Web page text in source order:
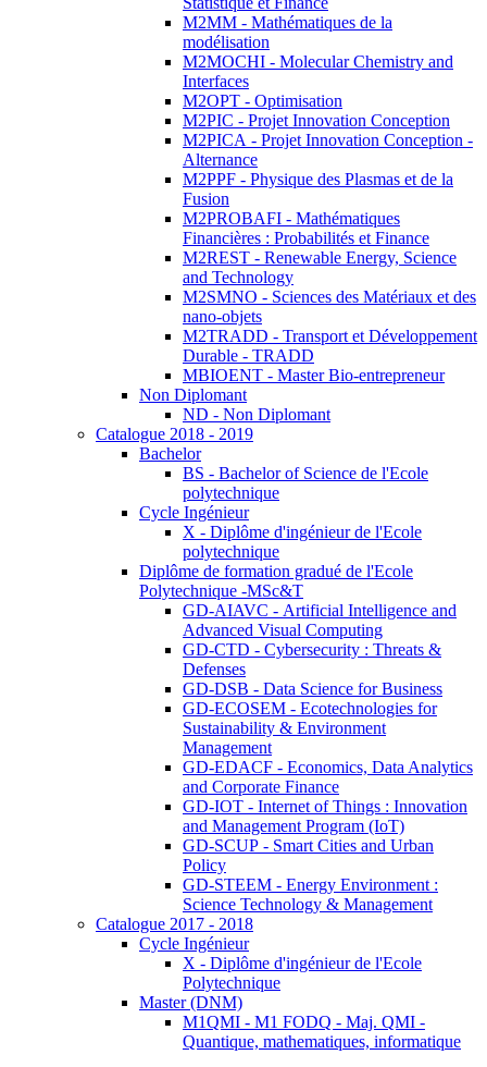
M2MM - Mathématiques de la
modélisation
M2MOCHI - Molecular Chemistry and
Interfaces
M2OPT - Optimisation
M2PIC - Projet Innovation Conception
M2PICA - Projet Innovation Conception -
Alternance
M2PPF - Physique des Plasmas et de la
Fusion
M2PROBAFI - Mathématiques
Financières : Probabilités et Finance
M2REST - Renewable Energy, Science
and Technology
M2SMNO - Sciences des Matériaux et des
nano-objets
M2TRADD - Transport et Développement
Durable - TRADD
MBIOENT - Master Bio-entrepreneur
Non Diplomant
ND - Non Diplomant
Catalogue 2018 - 2019
Bachelor
BS - Bachelor of Science de l'Ecole
polytechnique
Cycle Ingénieur
X - Diplôme d'ingénieur de l'Ecole
polytechnique
Diplôme de formation gradué de l'Ecole
Polytechnique -MSc&T
GD-AIAVC - Artificial Intelligence and
Advanced Visual Computing
GD-CTD - Cybersecurity : Threats &
Defenses
GD-DSB - Data Science for Business
GD-ECOSEM - Ecotechnologies for
Sustainability & Environment
Management
GD-EDACF - Economics, Data Analytics
and Corporate Finance
GD-IOT - Internet of Things : Innovation
and Management Program (IoT)
GD-SCUP - Smart Cities and Urban
Policy
GD-STEEM - Energy Environment :
Science Technology & Management
Catalogue 2017 - 2018
Cycle Ingénieur
X - Diplôme d'ingénieur de l'Ecole
Polytechnique
Master (DNM)
M1QMI - M1 FODQ - Maj. QMI -
Quantique, mathematiques, informatique